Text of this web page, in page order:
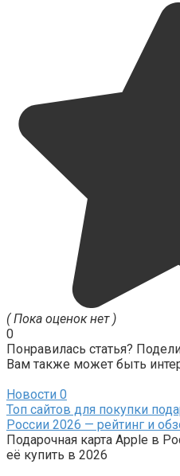
( Пока оценок нет )
0
Понравилась статья?
Вам также может быть
Новости 0
Топ сайтов для покупки
России 2026 — рейтинг и
Подарочная карта Apple в
её купить в 2026